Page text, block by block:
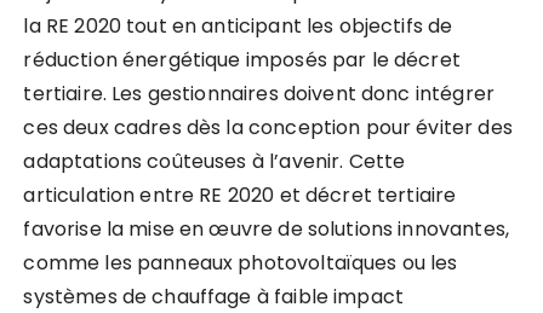
la RE 2020 tout en anticipant les objectifs de
réduction énergétique imposés par le décret
tertiaire. Les gestionnaires doivent donc intégrer
ces deux cadres dès la conception pour éviter des
adaptations coûteuses à l’avenir. Cette
articulation entre RE 2020 et décret tertiaire
favorise la mise en œuvre de solutions innovantes,
comme les panneaux photovoltaïques ou les
systèmes de chauffage à faible impact